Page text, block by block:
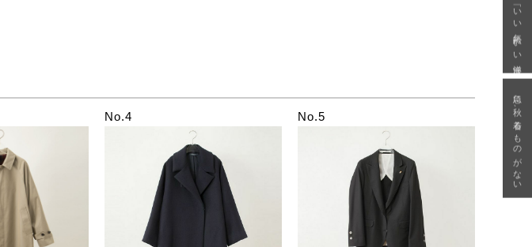
No.4 No.5
「いい年齢 いい洋服」
急に秋、着るものがない